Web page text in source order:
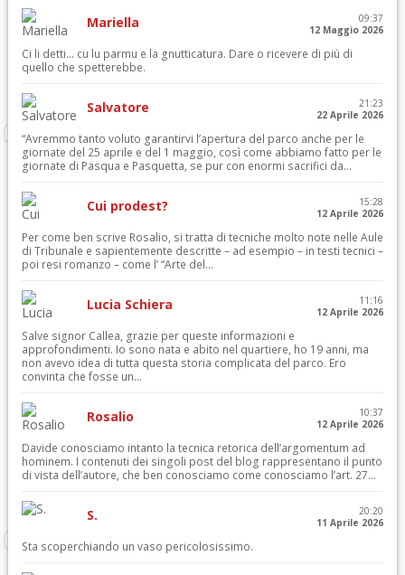
Mariella
09:37
12 Maggio 2026
Ci li detti… cu lu parmu e la gnutticatura. Dare o ricevere di più di
quello che spetterebbe.
Salvatore
21:23
22 Aprile 2026
“Avremmo tanto voluto garantirvi l’apertura del parco anche per le
giornate del 25 aprile e del 1 maggio, così come abbiamo fatto per le
giornate di Pasqua e Pasquetta, se pur con enormi sacrifici da...
Cui prodest?
15:28
12 Aprile 2026
Per come ben scrive Rosalio, si tratta di tecniche molto note nelle Aule
di Tribunale e sapientemente descritte – ad esempio – in testi tecnici –
poi resi romanzo – come l’ “Arte del...
Lucia Schiera
11:16
12 Aprile 2026
Salve signor Callea, grazie per queste informazioni e
approfondimenti. Io sono nata e abito nel quartiere, ho 19 anni, ma
non avevo idea di tutta questa storia complicata del parco. Ero
convinta che fosse un...
Rosalio
10:37
12 Aprile 2026
Davide conosciamo intanto la tecnica retorica dell’argomentum ad
hominem. I contenuti dei singoli post del blog rappresentano il punto
di vista dell’autore, che ben conosciamo come conosciamo l’art. 27...
S.
20:20
11 Aprile 2026
Sta scoperchiando un vaso pericolosissimo.